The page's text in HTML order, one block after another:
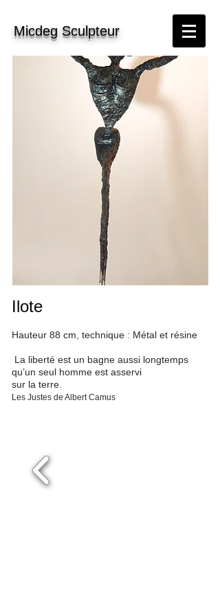
Micdeg Sculpteur
Ilote
Hauteur 88 cm, technique : Métal et résine
La liberté est un bagne aussi longtemps
qu’un seul homme est asservi
sur la terre.
Les Justes de Albert Camus